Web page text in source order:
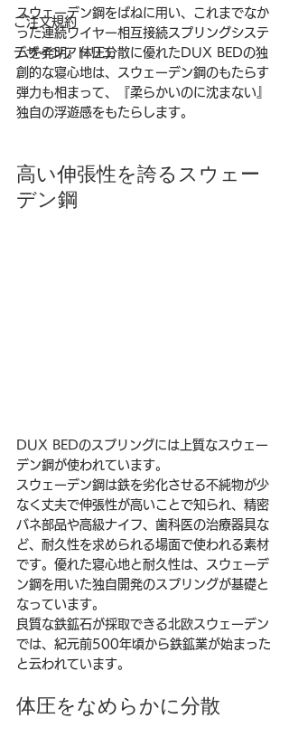
ご注文規約
デザインアトリエ
スウェーデン鋼をばねに用い、これまでなか
った連続ワイヤー相互接続スプリングシステ
ムを発明。体圧分散に優れたDUX BEDの独
創的な寝心地は、スウェーデン鋼のもたらす
弾力も相まって、『柔らかいのに沈まない』
独自の浮遊感をもたらします。
高い伸張性を誇るスウェー
デン鋼
DUX BEDのスプリングには上質なスウェー
デン鋼が使われています。
スウェーデン鋼は鉄を劣化させる不純物が少
なく丈夫で伸張性が高いことで知られ、精密
バネ部品や高級ナイフ、歯科医の治療器具な
ど、耐久性を求められる場面で使われる素材
です。優れた寝心地と耐久性は、スウェーデ
ン鋼を用いた独自開発のスプリングが基礎と
なっています。
良質な鉄鉱石が採取できる北欧スウェーデン
では、紀元前500年頃から鉄鉱業が始まった
と云われています。
体圧をなめらかに分散